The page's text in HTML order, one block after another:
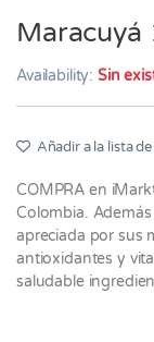
Maracuyá
Availability:Sin
Añadir a la lista
COMPRA en
Colombia.
apreciada por sus
antioxidantes y
saludable